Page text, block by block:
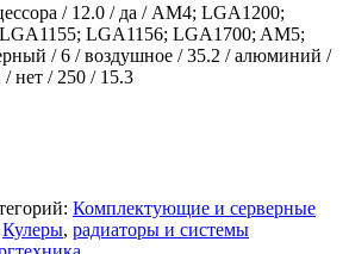
/ 12.0 / да / AM4; LGA1200;
LGA1156; LGA1700; AM5;
/ 6 / воздушное / 35.2 / алюминий /
нет / 250 / 15.3
Комплектующие и серверные
Кулеры, радиаторы и системы